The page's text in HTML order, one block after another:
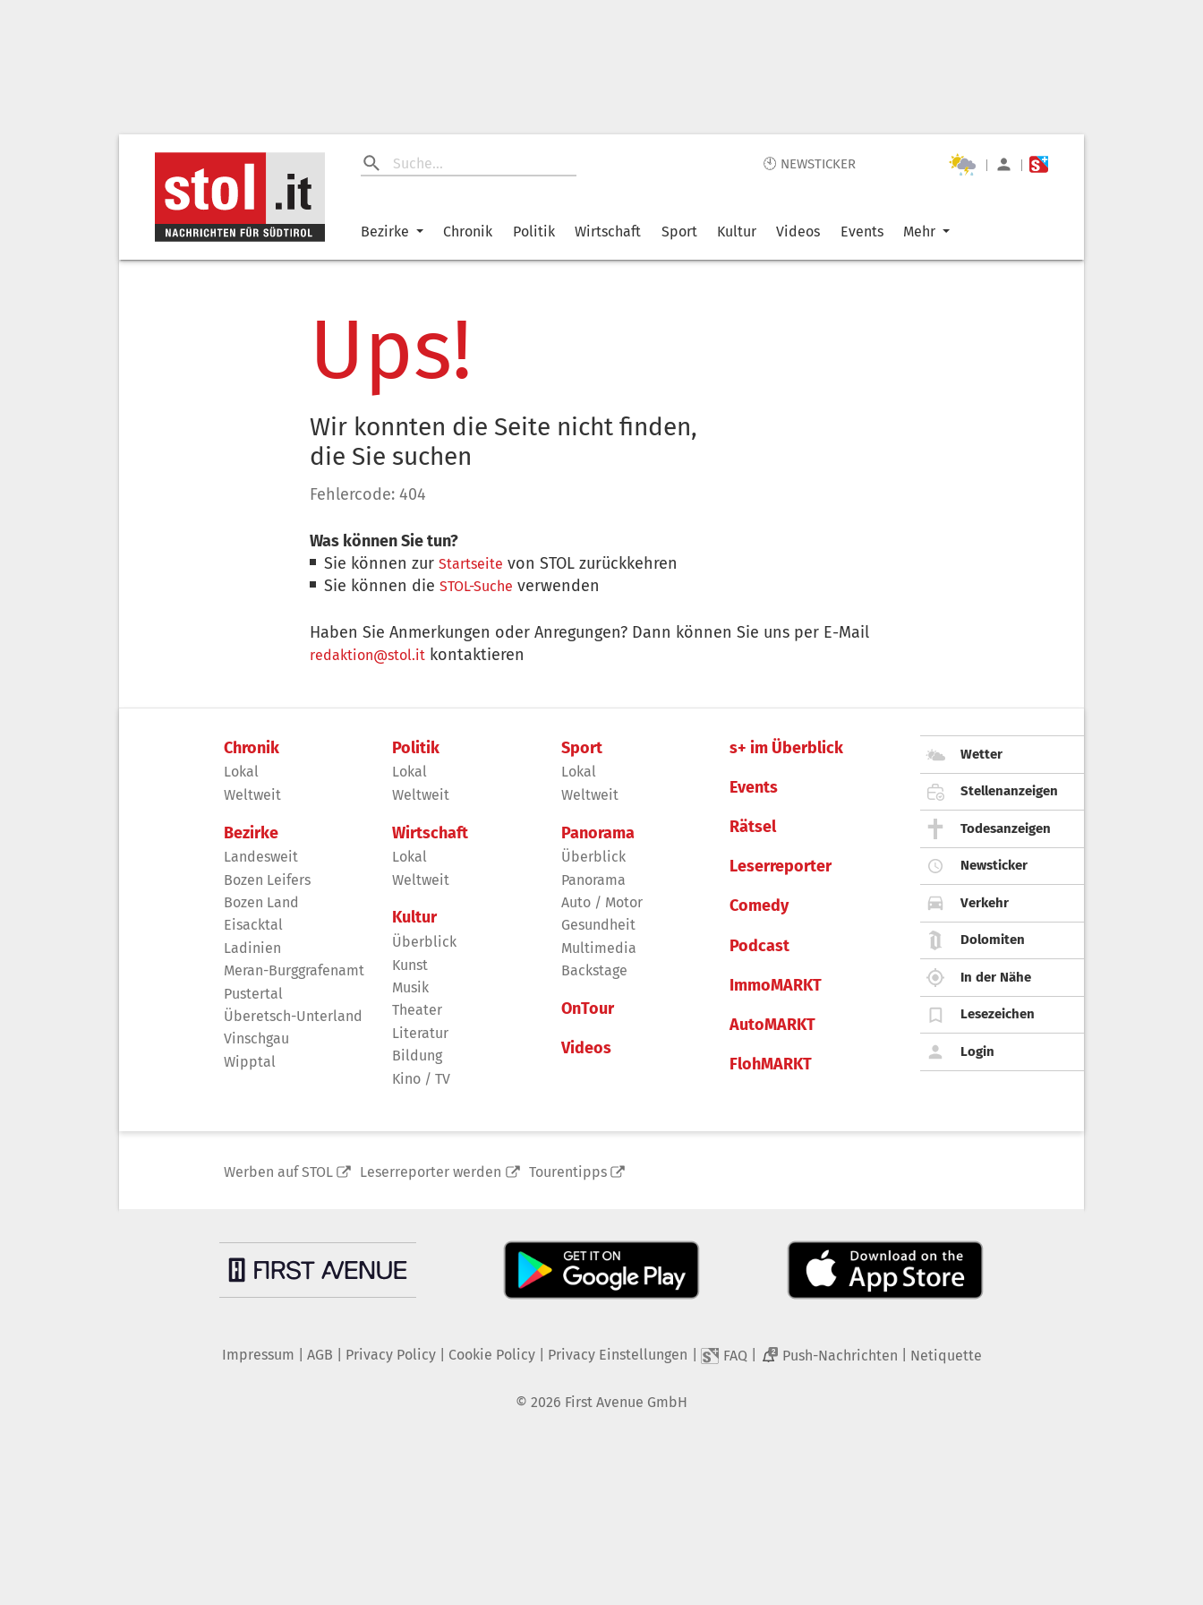
🕙 NEWSTICKER | |
Bezirke Chronik Politik Wirtschaft Sport Kultur Videos Events Mehr
Ups!
Wir konnten die Seite nicht finden,
die Sie suchen
Fehlercode: 404
Was können Sie tun?
Sie können zurStartseite von STOL zurückkehren
Sie können dieSTOL-Suche verwenden
Haben Sie Anmerkungen oder Anregungen? Dann können Sie uns per E-Mail
redaktion@stol.it kontaktieren
Chronik
Lokal
Weltweit
Bezirke
Landesweit
Bozen Leifers
Bozen Land
Eisacktal
Ladinien
Meran-Burggrafenamt
Pustertal
Überetsch-Unterland
Vinschgau
Wipptal
Politik
Lokal
Weltweit
Wirtschaft
Lokal
Weltweit
Kultur
Überblick
Kunst
Musik
Theater
Literatur
Bildung
Kino / TV
Sport
Lokal
Weltweit
Panorama
Überblick
Panorama
Auto / Motor
Gesundheit
Multimedia
Backstage
OnTour
Videos
s+ im Überblick
Events
Rätsel
Leserreporter
Comedy
Podcast
ImmoMARKT
AutoMARKT
FlohMARKT
Wetter
Stellenanzeigen
Todesanzeigen
Newsticker
Verkehr
Dolomiten
In der Nähe
Lesezeichen
Login
Werben auf STOL Leserreporter werden Tourentipps
Impressum AGB Privacy Policy| Cookie Policy| Privacy Einstellungen FAQ 2 Push-Nachrichten Netiquette
© 2026 First Avenue GmbH